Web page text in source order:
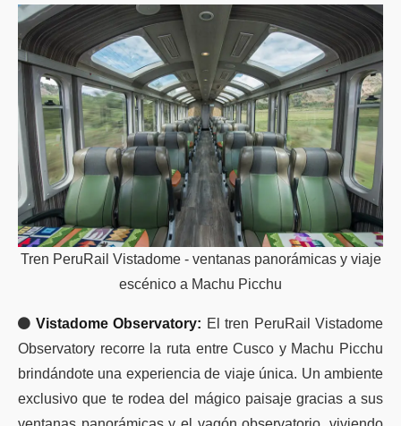
Tren PeruRail Vistadome - ventanas panorámicas y viaje
escénico a Machu Picchu
Vistadome Observatory: El tren PeruRail Vistadome
Observatory recorre la ruta entre Cusco y Machu Picchu
brindándote una experiencia de viaje única. Un ambiente
exclusivo que te rodea del mágico paisaje gracias a sus